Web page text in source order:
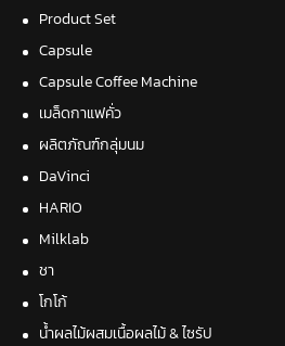
Product Set
Capsule
Capsule Coffee Machine
เมล็ดกาแฟคั่ว
ผลิตภัณฑ์กลุ่มนม
DaVinci
HARIO
Milklab
ชา
โกโก้
น้ำผลไม้ผสมเนื้อผลไม้ & ไซรัป